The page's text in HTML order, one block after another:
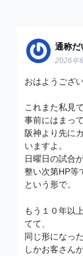
通称だ
2026年
おはようござ
これまた私見
事前にはまっ
阪神より先に
いますよ。
日曜日の試合
整い次第HP等
という形で。
もう１０年以
てて、
同じ形になっ
しかお客さん